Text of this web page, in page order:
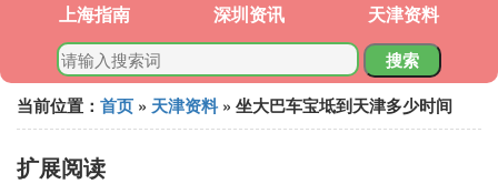
上海指南 深圳资讯 天津资料
搜索
当前位置： 首页 » 天津资料 » 坐大巴车宝坻到天津多少时间
扩展阅读